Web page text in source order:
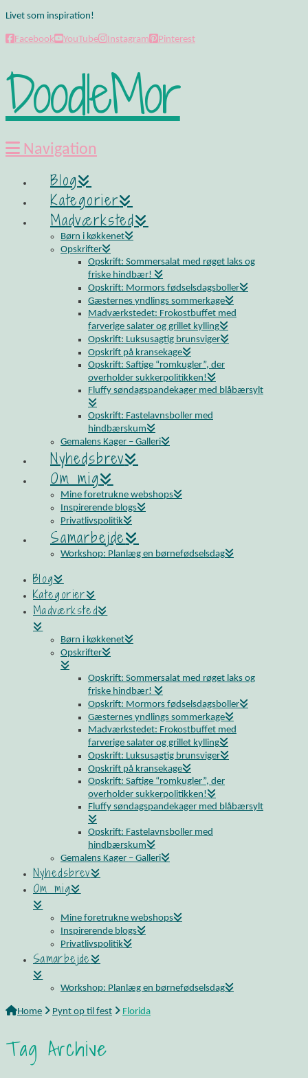
Livet som inspiration!
Facebook YouTube Instagram Pinterest
DoodleMor
Navigation
Blog
Kategorier
Madværksted
Børn i køkkenet
Opskrifter
Opskrift: Sommersalat med røget laks og
friske hindbær!
Opskrift: Mormors fødselsdagsboller
Gæsternes yndlings sommerkage
Madværkstedet: Frokostbuffet med
farverige salater og grillet kylling
Opskrift: Luksusagtig brunsviger
Opskrift på kransekage
Opskrift: Saftige “romkugler”, der
overholder sukkerpolitikken!
Fluffy søndagspandekager med blåbærsylt
Opskrift: Fastelavnsboller med
hindbærskum
Gemalens Kager – Galleri
Nyhedsbrev
Om mig
Mine foretrukne webshops
Inspirerende blogs
Privatlivspolitik
Samarbejde
Workshop: Planlæg en børnefødselsdag
Blog
Kategorier
Madværksted
Børn i køkkenet
Opskrifter
Opskrift: Sommersalat med røget laks og
friske hindbær!
Opskrift: Mormors fødselsdagsboller
Gæsternes yndlings sommerkage
Madværkstedet: Frokostbuffet med
farverige salater og grillet kylling
Opskrift: Luksusagtig brunsviger
Opskrift på kransekage
Opskrift: Saftige “romkugler”, der
overholder sukkerpolitikken!
Fluffy søndagspandekager med blåbærsylt
Opskrift: Fastelavnsboller med
hindbærskum
Gemalens Kager – Galleri
Nyhedsbrev
Om mig
Mine foretrukne webshops
Inspirerende blogs
Privatlivspolitik
Samarbejde
Workshop: Planlæg en børnefødselsdag
Home Pynt op til fest Florida
Tag Archive